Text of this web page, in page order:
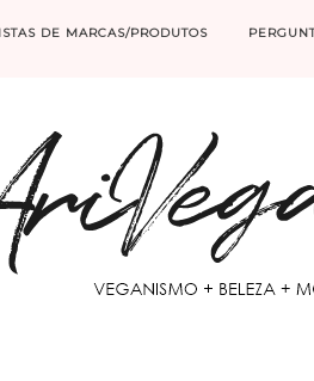
DE MARCAS/PRODUTOS